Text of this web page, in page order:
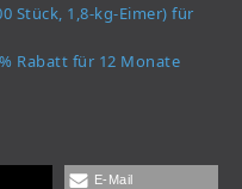
Stück, 1,8-kg-Eimer) für
Rabatt für 12 Monate
E-Mail